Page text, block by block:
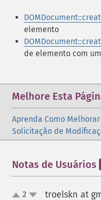
elemento
de elemento com
Melhore Esta
Aprenda Como Melhorar
Solicitação de
Notas de Usuários
2 troelskn at